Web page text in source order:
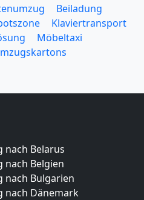
Beiladung
Klaviertransport
Möbeltaxi
nach Belarus
nach Belgien
nach Bulgarien
nach Dänemark